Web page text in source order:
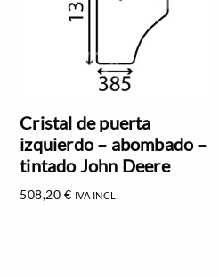
Cristal de puerta
izquierdo – abombado –
tintado John Deere
508,20 € IVA INCL.